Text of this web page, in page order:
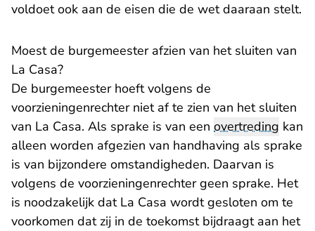
voldoet ook aan de eisen die de wet daaraan stelt.
Moest de burgemeester afzien van het sluiten van
La Casa?
De burgemeester hoeft volgens de
voorzieningenrechter niet af te zien van het sluiten
van La Casa. Als sprake is van een overtreding kan
alleen worden afgezien van handhaving als sprake
is van bijzondere omstandigheden. Daarvan is
volgens de voorzieningenrechter geen sprake. Het
is noodzakelijk dat La Casa wordt gesloten om te
voorkomen dat zij in de toekomst bijdraagt aan het